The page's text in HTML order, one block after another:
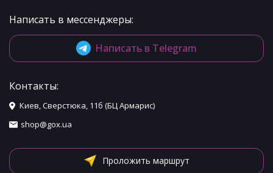
Написать в мессенджеры:
Написать в Telegram
Контакты:
Киев, Сверстюка, 11б (БЦ Армарис)
shop@gox.ua
Проложить маршрут